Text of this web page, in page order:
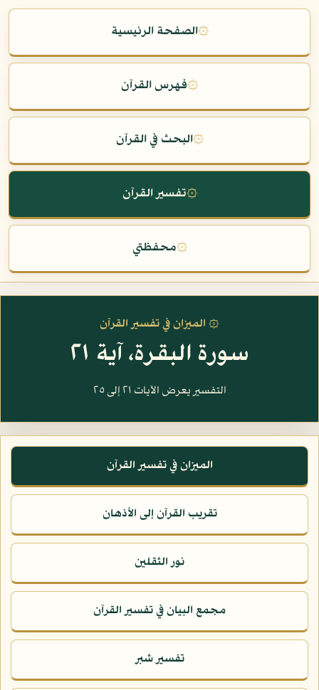
۞الصفحة الرئيسية
۞فهرس القرآن
۞البحث في القرآن
۞تفسير القرآن
۞محفظتي
۞ الميزان في تفسير القرآن
سورة البقرة، آية ٢١
التفسير يعرض الآيات ٢١ إلى ٢٥
الميزان في تفسير القرآن
تقريب القرآن إلى الأذهان
نور الثقلين
مجمع البيان في تفسير القرآن
تفسير شبر